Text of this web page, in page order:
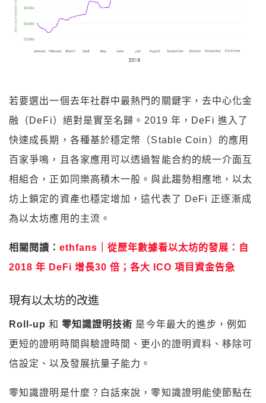
若要選出一個去年社群中最熱門的關鍵字，去中心化金
融（DeFi）絕對是實至名歸。2019 年，DeFi 進入了
快速成長期，各種基於穩定幣（Stable Coin）的應用
百家爭鳴，且各家應用可以透過智能合約的統一介面互
相組合，正如同樂高積木一般。與此趨勢相應地，以太
坊上鎖定的資產也穩定增加，這代表了 DeFi 正逐漸成
為以太坊應用的主流。
相關閱讀： ethfans｜從歷年數據看以太坊的發展：自
2018 年 DeFi 增長30 倍；各大 ICO 項目資金告急
現有以太坊的改進
Roll-up 和零知識證明技術 是今年最大的進步，例如
更短的證明時間與驗證時間、更小的證明資料、移除可
信設定、以及發展抗量子能力。
零知識證明是什麼？白話來說，零知識證明能使節點在